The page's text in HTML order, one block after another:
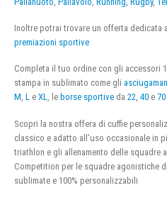
Inoltre potrai trovare un offerta dedicata
premiazioni sportive
Completa il tuo ordine con gli accessori
stampa in sublimato come gli
M, L e XL, le borse sportive da 22, 40 e 70
Scopri la nostra offera di cuffie
classico e adatto all’uso occasionale in
triathlon e gli allenamento delle squadre
Competition per le squadre agonistiche
sublimate e 100% personalizzabili